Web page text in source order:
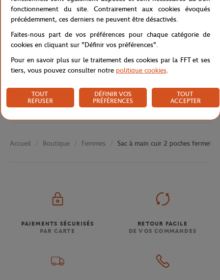
Caractéristiques
Livraison et retours
Accueil Boutique Femmes Sac à main cuir 2 poches
PAIEMENTS SÉCURISÉS
PAR CARTE
RETOUR FACILE
DE VOS COMMANDES
fonctionnement du site. Contrairement aux cookies évoqués
précédemment, ces derniers ne peuvent être désactivés.
Faites-nous part de vos préférences pour chaque catégorie de
cookies en cliquant sur "Définir vos préférences".
Pour en savoir plus sur le traitement des cookies par la FFT et ses
tiers, vous pouvez consulter notre politique cookies.
TOUT
REFUSER
DÉFINIR VOS
PRÉFÉRENCES
TOUT
ACCEPTER